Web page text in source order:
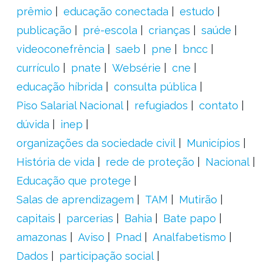
prêmio
educação conectada
estudo
publicação
pré-escola crianças
saúde
videoconefrência
saeb pne
bncc
currículo
pnate Websérie
cne
educação híbrida
consulta pública
Piso Salarial Nacional
refugiados
contato
dúvida
inep
organizações da sociedade civil
Municípios
História de vida
rede de proteção
Nacional
Educação que protege
Salas de aprendizagem
TAM
Mutirão
capitais
parcerias Bahia
Bate papo
amazonas
Aviso Pnad
Analfabetismo
Dados
participação social